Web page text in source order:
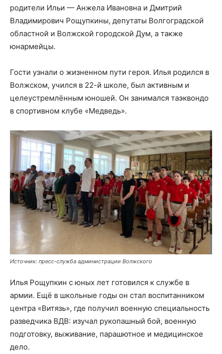
родители Ильи — Анжела Ивановна и Дмитрий
Владимирович Рощупкины, депутаты Волгоградской
областной и Волжской городской Дум, а также
юнармейцы.
Гости узнали о жизненном пути героя. Илья родился в
Волжском, учился в 22-й школе, был активным и
целеустремлённым юношей. Он занимался таэквондо
в спортивном клубе «Медведь».
Источник: пресс-служба администрации Волжского
Илья Рощупкин с юных лет готовился к службе в
армии. Ещё в школьные годы он стал воспитанником
центра «Витязь», где получил военную специальность
разведчика ВДВ: изучал рукопашный бой, военную
подготовку, выживание, парашютное и медицинское
дело.